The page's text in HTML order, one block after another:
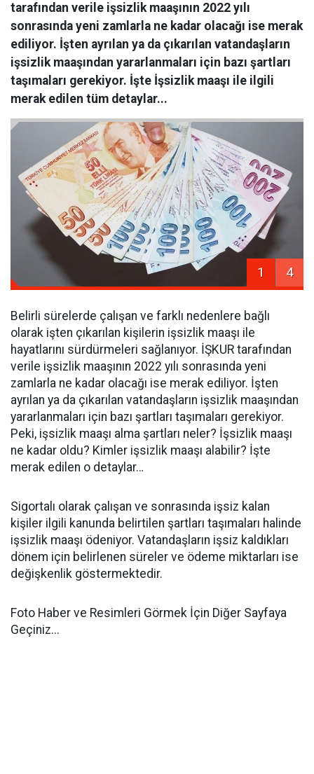
tarafından verile işsizlik maaşının 2022 yılı
sonrasında yeni zamlarla ne kadar olacağı ise merak
ediliyor. İşten ayrılan ya da çıkarılan vatandaşların
işsizlik maaşından yararlanmaları için bazı şartları
taşımaları gerekiyor. İşte İşsizlik maaşı ile ilgili
merak edilen tüm detaylar...
1 4
Belirli sürelerde çalışan ve farklı nedenlere bağlı
olarak işten çıkarılan kişilerin işsizlik maaşı ile
hayatlarını sürdürmeleri sağlanıyor. İŞKUR tarafından
verile işsizlik maaşının 2022 yılı sonrasında yeni
zamlarla ne kadar olacağı ise merak ediliyor. İşten
ayrılan ya da çıkarılan vatandaşların işsizlik maaşından
yararlanmaları için bazı şartları taşımaları gerekiyor.
Peki, işsizlik maaşı alma şartları neler? İşsizlik maaşı
ne kadar oldu? Kimler işsizlik maaşı alabilir? İşte
merak edilen o detaylar…
Sigortalı olarak çalışan ve sonrasında işsiz kalan
kişiler ilgili kanunda belirtilen şartları taşımaları halinde
işsizlik maaşı ödeniyor. Vatandaşların işsiz kaldıkları
dönem için belirlenen süreler ve ödeme miktarları ise
değişkenlik göstermektedir.
Foto Haber ve Resimleri Görmek İçin Diğer Sayfaya
Geçiniz...